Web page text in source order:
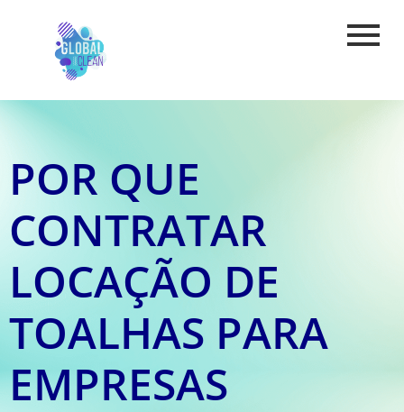
POR QUE
CONTRATAR
LOCAÇÃO DE
TOALHAS PARA
EMPRESAS